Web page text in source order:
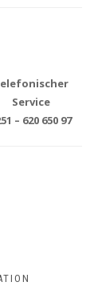
Service
– 620 650 97